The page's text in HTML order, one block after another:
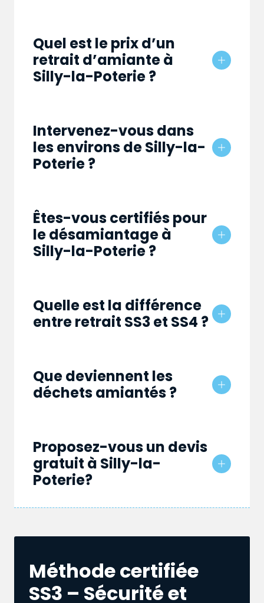
Quel est le prix d’un
retrait d’amiante à
Silly-la-Poterie ?
Intervenez-vous dans
les environs de Silly-la-
Poterie ?
Êtes-vous certifiés pour
le désamiantage à
Silly-la-Poterie ?
Quelle est la différence
entre retrait SS3 et SS4 ?
Que deviennent les
déchets amiantés ?
Proposez-vous un devis
gratuit à Silly-la-
Poterie?
Méthode certifiée
SS3 – Sécurité et